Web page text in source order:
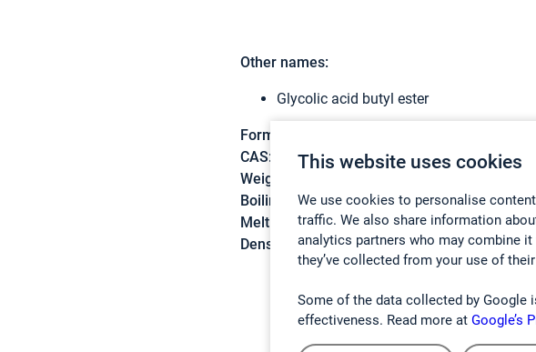
This website uses cookies
We use cookies to personalise
traffic. We also share information
analytics partners who may combine
they’ve collected from your use of
Some of the data collected by Google
effectiveness. Read more at Google’s
Other names:
Glycolic acid butyl ester
Formula:
CAS:
7397-62-8
Weight:
Boiling point:193 °C
Melting point:-26 °C
Density:
1,019 g/cm3